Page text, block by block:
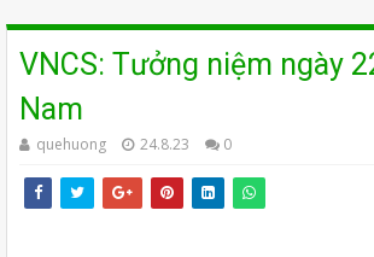
VNCS: Tưởng niệm ngày
Nam
quehuong 24.8.23 0